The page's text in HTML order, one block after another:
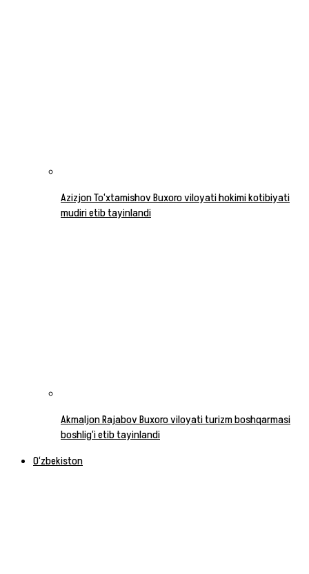
Azizjon To‘xtamishov Buxoro viloyati hokimi kotibiyati
mudiri etib tayinlandi
Akmaljon Rajabov Buxoro viloyati turizm boshqarmasi
boshlig‘i etib tayinlandi
O‘zbekiston